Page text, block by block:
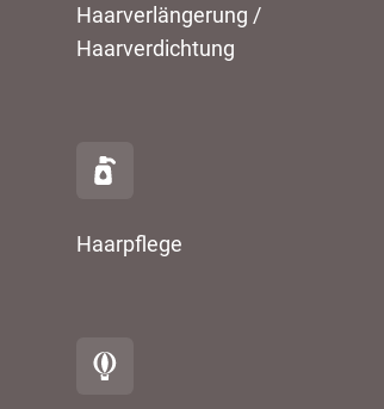
Haarverlängerung /
Haarverdichtung
Haarpflege